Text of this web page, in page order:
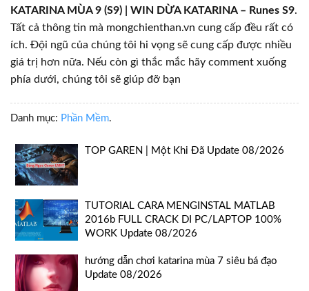
KATARINA MÙA 9 (S9) | WIN DỪA KATARINA – Runes S9.
Tất cả thông tin mà mongchienthan.vn cung cấp đều rất có
ích. Đội ngũ của chúng tôi hi vọng sẽ cung cấp được nhiều
giá trị hơn nữa. Nếu còn gì thắc mắc hãy comment xuống
phía dưới, chúng tôi sẽ giúp đỡ bạn
Danh mục: Phần Mềm.
TOP GAREN | Một Khi Đã Update 08/2026
TUTORIAL CARA MENGINSTAL MATLAB
2016b FULL CRACK DI PC/LAPTOP 100%
WORK Update 08/2026
hướng dẫn chơi katarina mùa 7 siêu bá đạo
Update 08/2026